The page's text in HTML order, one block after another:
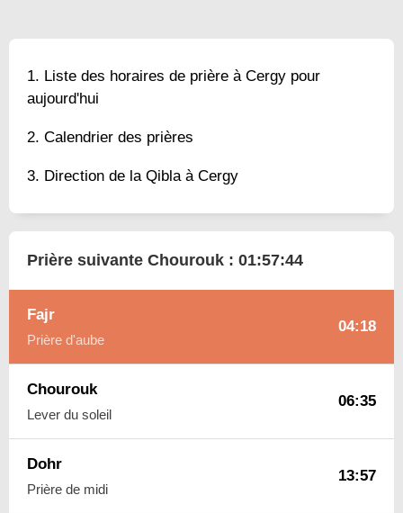
Liste des horaires de prière à Cergy pour
aujourd'hui
Calendrier des prières
Direction de la Qibla à Cergy
Prière suivante Chourouk : 01:57:43
Fajr
Prière d'aube
04:18
Chourouk
Lever du soleil
06:35
Dohr
Prière de midi
13:57